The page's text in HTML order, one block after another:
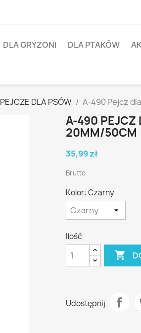
DLA GRYZONI DLA PTAKÓW
PEJCZE DLA PSÓW A-490 Pejcz
A-490 PEJCZ
20MM/50CM
35,99 zł
Brutto
Kolor: Czarny
Ilość

Udostępnij